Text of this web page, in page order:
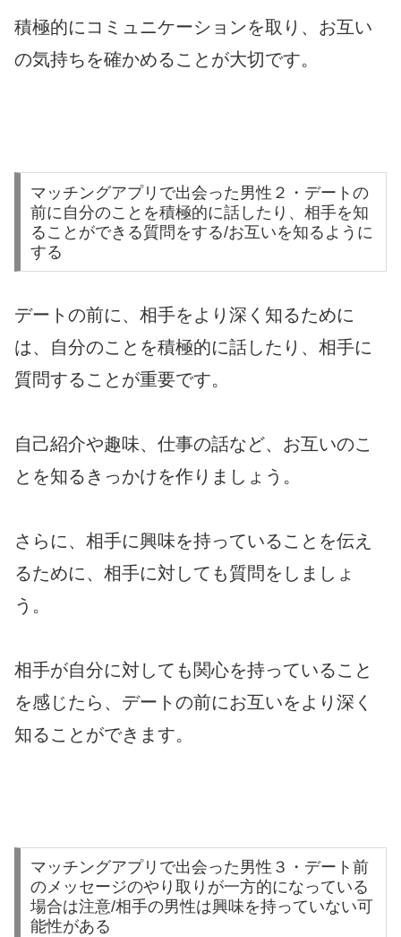
積極的にコミュニケーションを取り、お互い
の気持ちを確かめることが大切です。
マッチングアプリで出会った男性２・デートの
前に自分のことを積極的に話したり、相手を知
ることができる質問をする/お互いを知るように
する
デートの前に、相手をより深く知るために
は、自分のことを積極的に話したり、相手に
質問することが重要です。
自己紹介や趣味、仕事の話など、お互いのこ
とを知るきっかけを作りましょう。
さらに、相手に興味を持っていることを伝え
るために、相手に対しても質問をしましょ
う。
相手が自分に対しても関心を持っていること
を感じたら、デートの前にお互いをより深く
知ることができます。
マッチングアプリで出会った男性３・デート前
のメッセージのやり取りが一方的になっている
場合は注意/相手の男性は興味を持っていない可
能性がある